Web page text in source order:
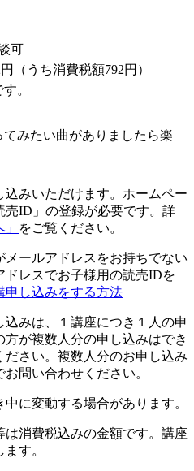
可
（うち消費税額792円）
。
みたい曲がありましたら楽
みいただけます。ホームペー
売ID」の登録が必要です。詳
をご覧ください。
ールアドレスをお持ちでない
レスでお子様用の読売IDを
申し込みをする方法
みは、１講座につき１人の申
が複数人分の申し込みはでき
ださい。複数人分のお申し込み
問い合わせください。
に変動する場合があります。
消費税込みの金額です。講座
す。